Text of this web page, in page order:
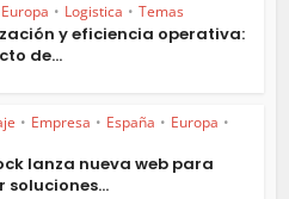
Europa • Logistica • Temas
y eficiencia operativa:
de...
• Empresa • España • Europa •
lanza nueva web para